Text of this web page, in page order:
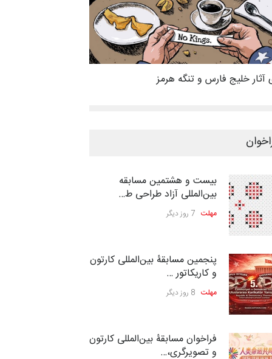
آثار خلیج فارس و تنگه هرمز
بیست و هشتمین مسابقه
بین‌المللی آزاد طراحی ط…
مهلت 7 روز دیگر
پنجمین مسابقۀ بین‌المللی کارتون
و کاریکاتور …
مهلت 8 روز دیگر
فراخوان مسابقۀ بین‌المللی کارتون
و تصویرگری،…